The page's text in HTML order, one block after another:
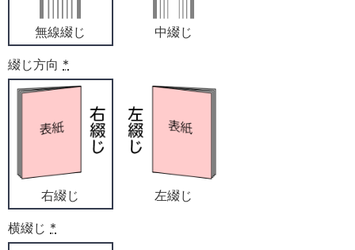
無線綴じ 中綴じ
綴じ方向 *
右綴じ 左綴じ
横綴じ *